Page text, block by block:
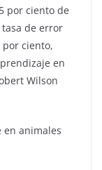
por ciento de
de error
ciento,
en
Wilson
en animales